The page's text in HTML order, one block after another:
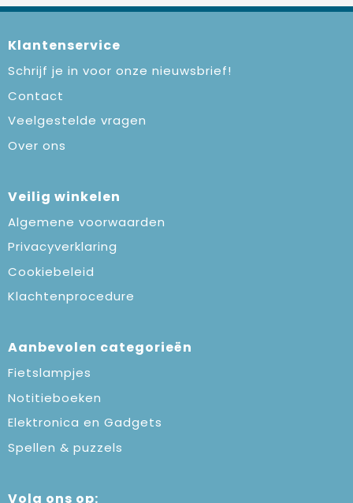
Klantenservice
Schrijf je in voor onze nieuwsbrief!
Contact
Veelgestelde vragen
Over ons
Veilig winkelen
Algemene voorwaarden
Privacyverklaring
Cookiebeleid
Klachtenprocedure
Aanbevolen categorieën
Fietslampjes
Notitieboeken
Elektronica en Gadgets
Spellen & puzzels
Volg ons op: